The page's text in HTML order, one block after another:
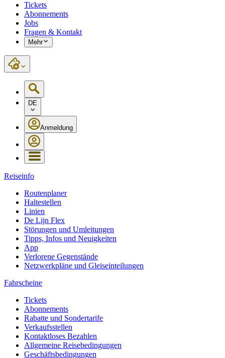
Tickets
Abonnements
Jobs
Fragen & Kontakt
Mehr
DE
Anmeldung
Reiseinfo
Routenplaner
Haltestellen
Linien
De Lijn Flex
Störungen und Umleitungen
Tipps, Infos und Neuigkeiten
App
Verlorene Gegenstände
Netzwerkpläne und Gleiseinteilungen
Fahrscheine
Tickets
Abonnements
Rabatte und Sondertarife
Verkaufsstellen
Kontaktloses Bezahlen
Allgemeine Reisebedingungen
Geschäftsbedingungen